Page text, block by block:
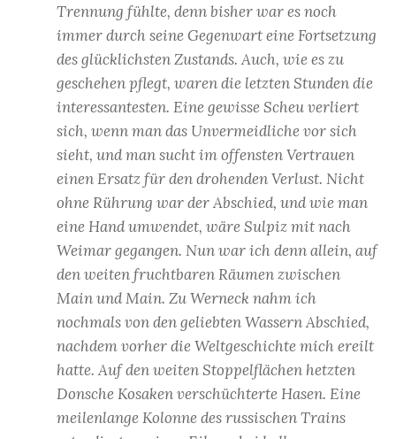
Trennung fühlte, denn bisher war es noch
immer durch seine Gegenwart eine Fortsetzung
des glücklichsten Zustands. Auch, wie es zu
geschehen pflegt, waren die letzten Stunden die
interessantesten. Eine gewisse Scheu verliert
sich, wenn man das Unvermeidliche vor sich
sieht, und man sucht im offensten Vertrauen
einen Ersatz für den drohenden Verlust. Nicht
ohne Rührung war der Abschied, und wie man
eine Hand umwendet, wäre Sulpiz mit nach
Weimar gegangen. Nun war ich denn allein, auf
den weiten fruchtbaren Räumen zwischen
Main und Main. Zu Werneck nahm ich
nochmals von den geliebten Wassern Abschied,
nachdem vorher die Weltgeschichte mich ereilt
hatte. Auf den weiten Stoppelflächen hetzten
Donsche Kosaken verschüchterte Hasen. Eine
meilenlange Kolonne des russischen Trains